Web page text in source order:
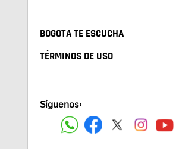
BOGOTA TE ESCUCHA
TÉRMINOS DE USO
Síguenos: